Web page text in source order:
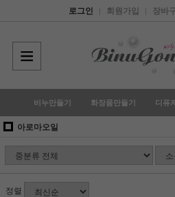
로그인 | 회원가입 | 장바
비누만들기 화장품만들기 디퓨
아로마오일
정렬